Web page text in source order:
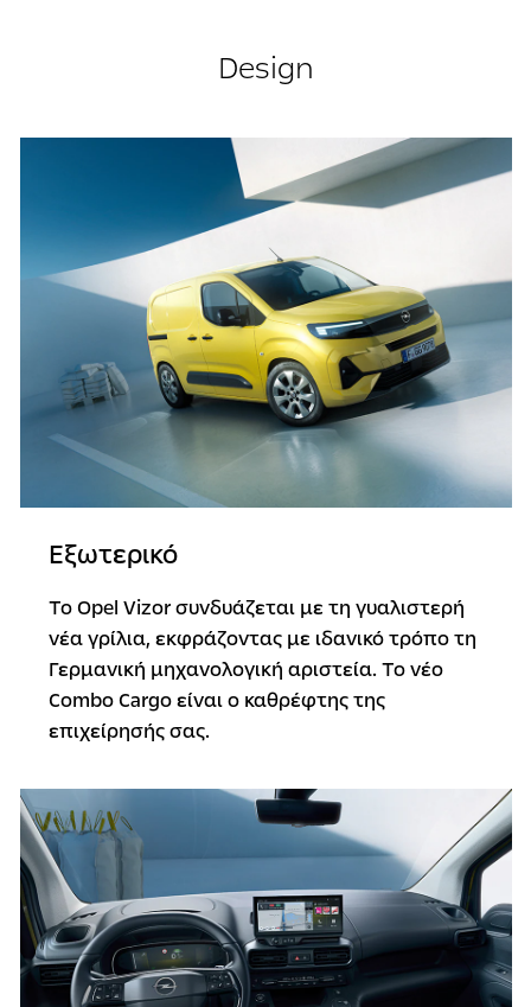
Design
Εξωτερικό
Το Opel Vizor συνδυάζεται με τη γυαλιστερή
νέα γρίλια, εκφράζοντας με ιδανικό τρόπο τη
Γερμανική μηχανολογική αριστεία. Το νέο
Combo Cargo είναι ο καθρέφτης της
επιχείρησής σας.